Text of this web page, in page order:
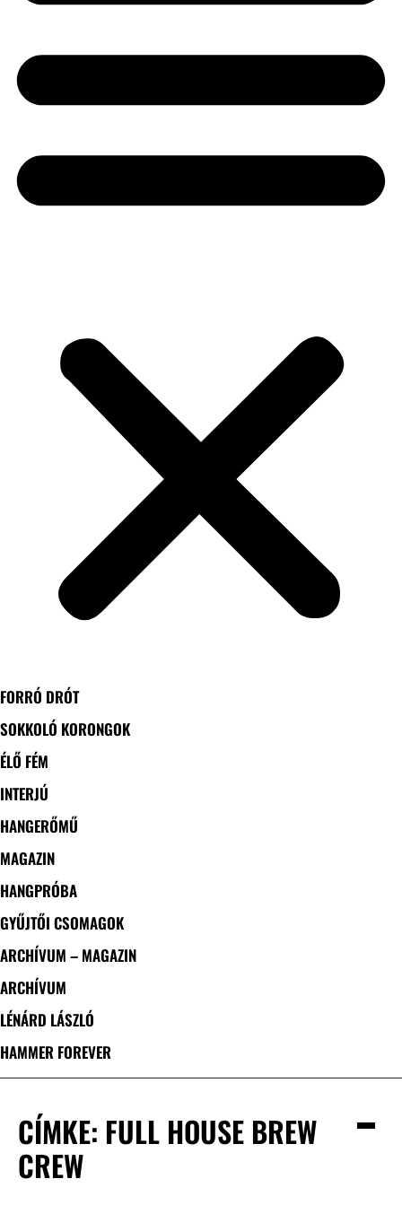
FORRÓ DRÓT
SOKKOLÓ KORONGOK
ÉLŐ FÉM
INTERJÚ
HANGERŐMŰ
MAGAZIN
HANGPRÓBA
GYŰJTŐI CSOMAGOK
ARCHÍVUM – MAGAZIN
ARCHÍVUM
LÉNÁRD LÁSZLÓ
HAMMER FOREVER
CÍMKE: FULL HOUSE BREW
CREW